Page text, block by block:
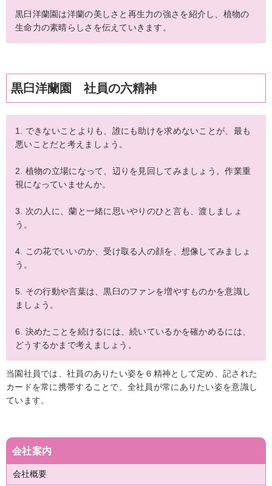
黒臼洋蘭園は洋蘭の美しさと再生力の強さを紹介し、植物の
生命力の素晴らしさを伝えていきます。
黒臼洋蘭園 社員の六精神
1. できないことよりも、誰にも助けを求めないことが、最も
悪いことだと考えましょう。
2. 植物の立場になって、辺りを見回してみましょう。作業重
視になっていませんか。
3. 次の人に、蘭と一緒に思いやりのひと言も、渡しましょ
う。
4. この花でいいのか、受け取る人の顔を、想像してみましょ
う。
5. その行動や言葉は、黒臼のファンを増やすものかを意識し
ましょう。
6. 決めたことを続けるには、続いているかを確かめるには、
どうするかまで考えましょう。
当園社員では、社員のありたい姿を６精神として定め、記された
カードを常に携帯することで、全社員が常にありたい姿を意識し
ています。
会社案内
会社概要